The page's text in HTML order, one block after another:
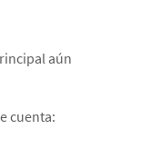
aún
cuenta: